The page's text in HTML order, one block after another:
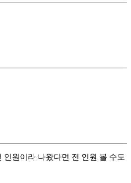
원이라 나왔다면 전 인원 볼 수도